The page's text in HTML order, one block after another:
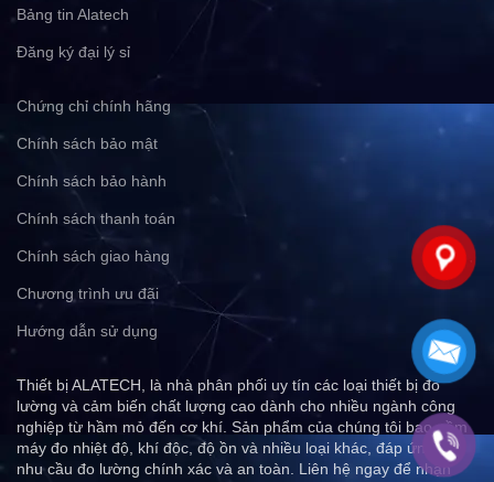
Bảng tin Alatech
Đăng ký đại lý sỉ
Chứng chỉ chính hãng
Chính sách bảo mật
Chính sách bảo hành
Chính sách thanh toán
Chính sách giao hàng
Chương trình ưu đãi
Hướng dẫn sử dụng
Thiết bị ALATECH, là nhà phân phối uy tín các loại thiết bị đo
lường và cảm biến chất lượng cao dành cho nhiều ngành công
nghiệp từ hầm mỏ đến cơ khí. Sản phẩm của chúng tôi bao gồm
máy đo nhiệt độ, khí độc, độ ồn và nhiều loại khác, đáp ứng mọi
nhu cầu đo lường chính xác và an toàn. Liên hệ ngay để nhận